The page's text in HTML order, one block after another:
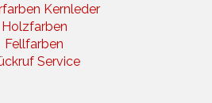
Kernleder
Holzfarben
Fellfarben
Service